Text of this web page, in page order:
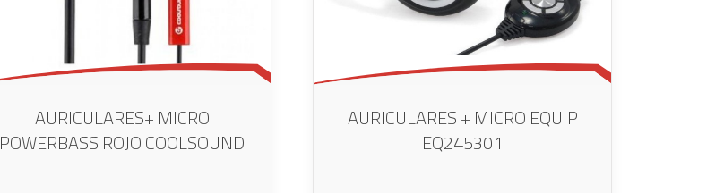
AURICULARES+ MICRO
POWERBASS ROJO COOLSOUND
AURICULARES + MICRO EQUIP
EQ245301